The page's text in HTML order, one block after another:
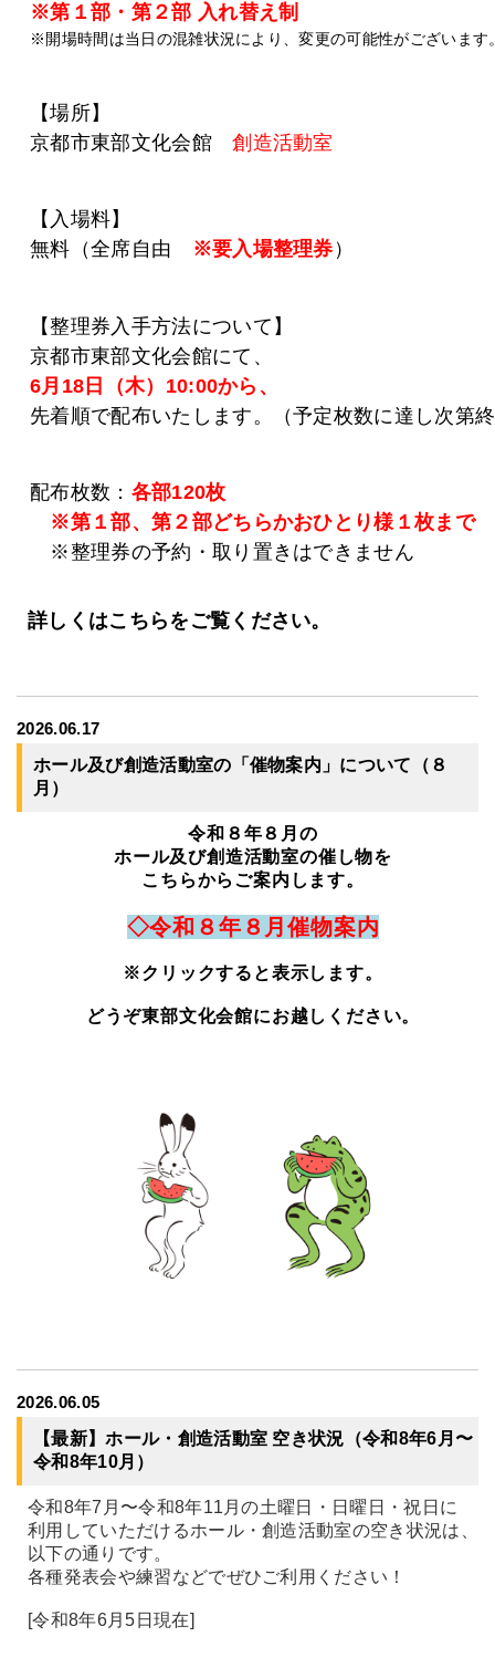
※第１部・第２部 入れ替え制
※開場時間は当日の混雑状況により、変更の可能性がございます
【場所】
京都市東部文化会館創造活動室
【入場料】
無料（全席自由
※要入場整理券）
【整理券入手方法について】
京都市東部文化会館にて、
6月18日（木）10:00から、
先着順で配布いたします。（予定枚数に達し次第
配布枚数： 各部120枚
※第１部、第２部どちらかおひとり様１枚まで
※整理券の予約・取り置きはできません
詳しくはこちらをご覧ください。
2026.06.17
ホール及び創造活動室の「催物案内」について（８
月）
令和８年８月の
ホール及び創造活動室の催し物を
こちらからご案内します。
◇令和８年８月催物案内
※クリックすると表示します。
どうぞ東部文化会館にお越しください。
2026.06.05
【最新】ホール・創造活動室 空き状況（令和8年6月〜
令和8年10月）
令和8年7月〜令和8年11月の土曜日・日曜日・祝日に
利用していただけるホール・創造活動室の空き状況は、
以下の通りです。
各種発表会や練習などでぜひご利用ください！
[令和8年6月5日現在]